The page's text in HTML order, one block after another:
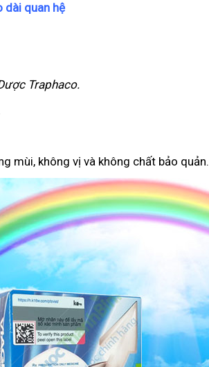
dài quan hệ
Traphaco.
mùi, không vị và không chất bảo quản.